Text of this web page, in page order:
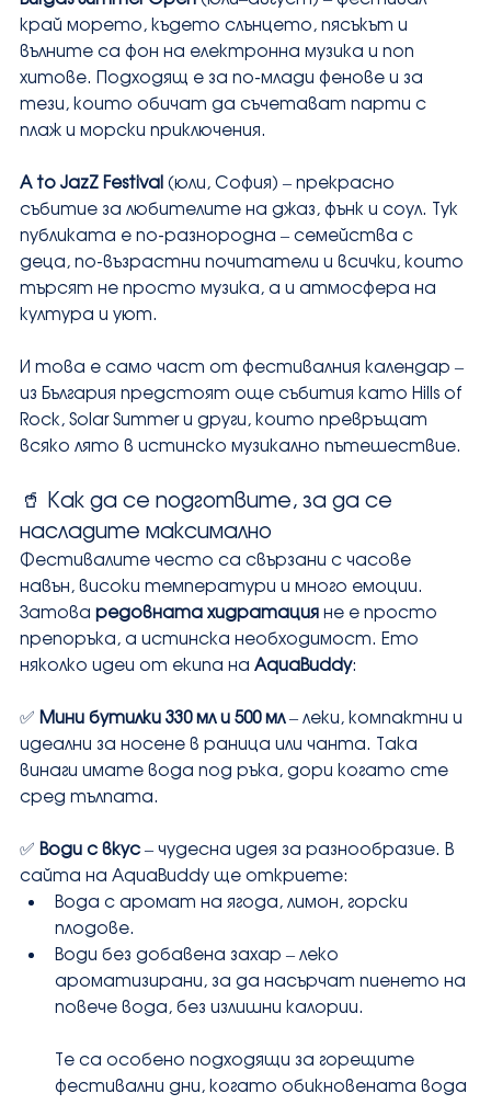
край морето, където слънцето, пясъкът и
вълните са фон на електронна музика и поп
хитове. Подходящ е за по-млади фенове и за
тези, които обичат да съчетават парти с
плаж и морски приключения.
A to JazZ Festival (юли, София) – прекрасно
събитие за любителите на джаз, фънк и соул. Тук
публиката е по-разнородна – семейства с
деца, по-възрастни почитатели и всички, които
търсят не просто музика, а и атмосфера на
култура и уют.
И това е само част от фестивалния календар –
из България предстоят още събития като Hills of
Rock, Solar Summer и други, които превръщат
всяко лято в истинско музикално пътешествие.
🥤 Как да се подготвите, за да се
насладите максимално
Фестивалите често са свързани с часове
навън, високи температури и много емоции.
Затова редовната хидратация не е просто
препоръка, а истинска необходимост. Ето
няколко идеи от екипа на AquaBuddy:
✅ Мини бутилки 330 мл и 500 мл – леки, компактни и
идеални за носене в раница или чанта. Така
винаги имате вода под ръка, дори когато сте
сред тълпата.
✅ Води с вкус – чудесна идея за разнообразие. В
сайта на AquaBuddy ще откриете:
Вода с аромат на ягода, лимон, горски
плодове.
Води без добавена захар – леко
ароматизирани, за да насърчат пиенето на
повече вода, без излишни калории.
Те са особено подходящи за горещите
фестивални дни, когато обикновената вода